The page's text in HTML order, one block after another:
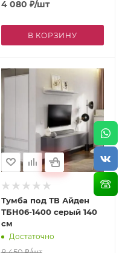
4 080 ₽/шт
В КОРЗИНУ
Тумба под ТВ Айден
ТБН06-1400 серый 140
см
Достаточно